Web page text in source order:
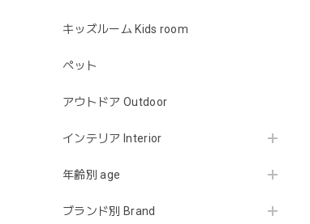
キッズルーム Kids room
ペット
アウトドア Outdoor
インテリア Interior
年齢別 age
ブランド別 Brand